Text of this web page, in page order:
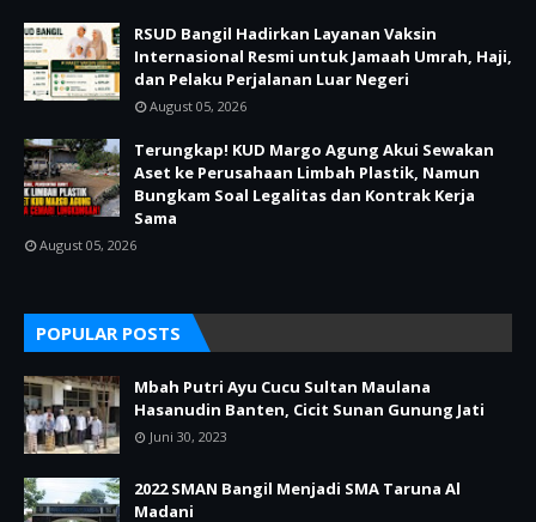
RSUD Bangil Hadirkan Layanan Vaksin
Internasional Resmi untuk Jamaah Umrah, Haji,
dan Pelaku Perjalanan Luar Negeri
August 05, 2026
Terungkap! KUD Margo Agung Akui Sewakan
Aset ke Perusahaan Limbah Plastik, Namun
Bungkam Soal Legalitas dan Kontrak Kerja
Sama
August 05, 2026
POPULAR POSTS
Mbah Putri Ayu Cucu Sultan Maulana
Hasanudin Banten, Cicit Sunan Gunung Jati
Juni 30, 2023
2022 SMAN Bangil Menjadi SMA Taruna Al
Madani